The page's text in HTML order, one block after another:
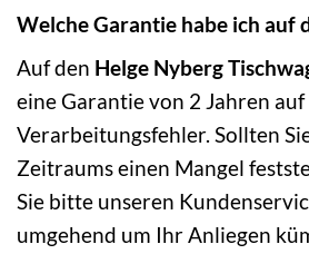
Welche Garantie habe ich auf
Auf den Helge Nyberg
eine Garantie von 2 Jahren
Verarbeitungsfehler. Sollten
Zeitraums einen Mangel
Sie bitte unseren
umgehend um Ihr Anliegen